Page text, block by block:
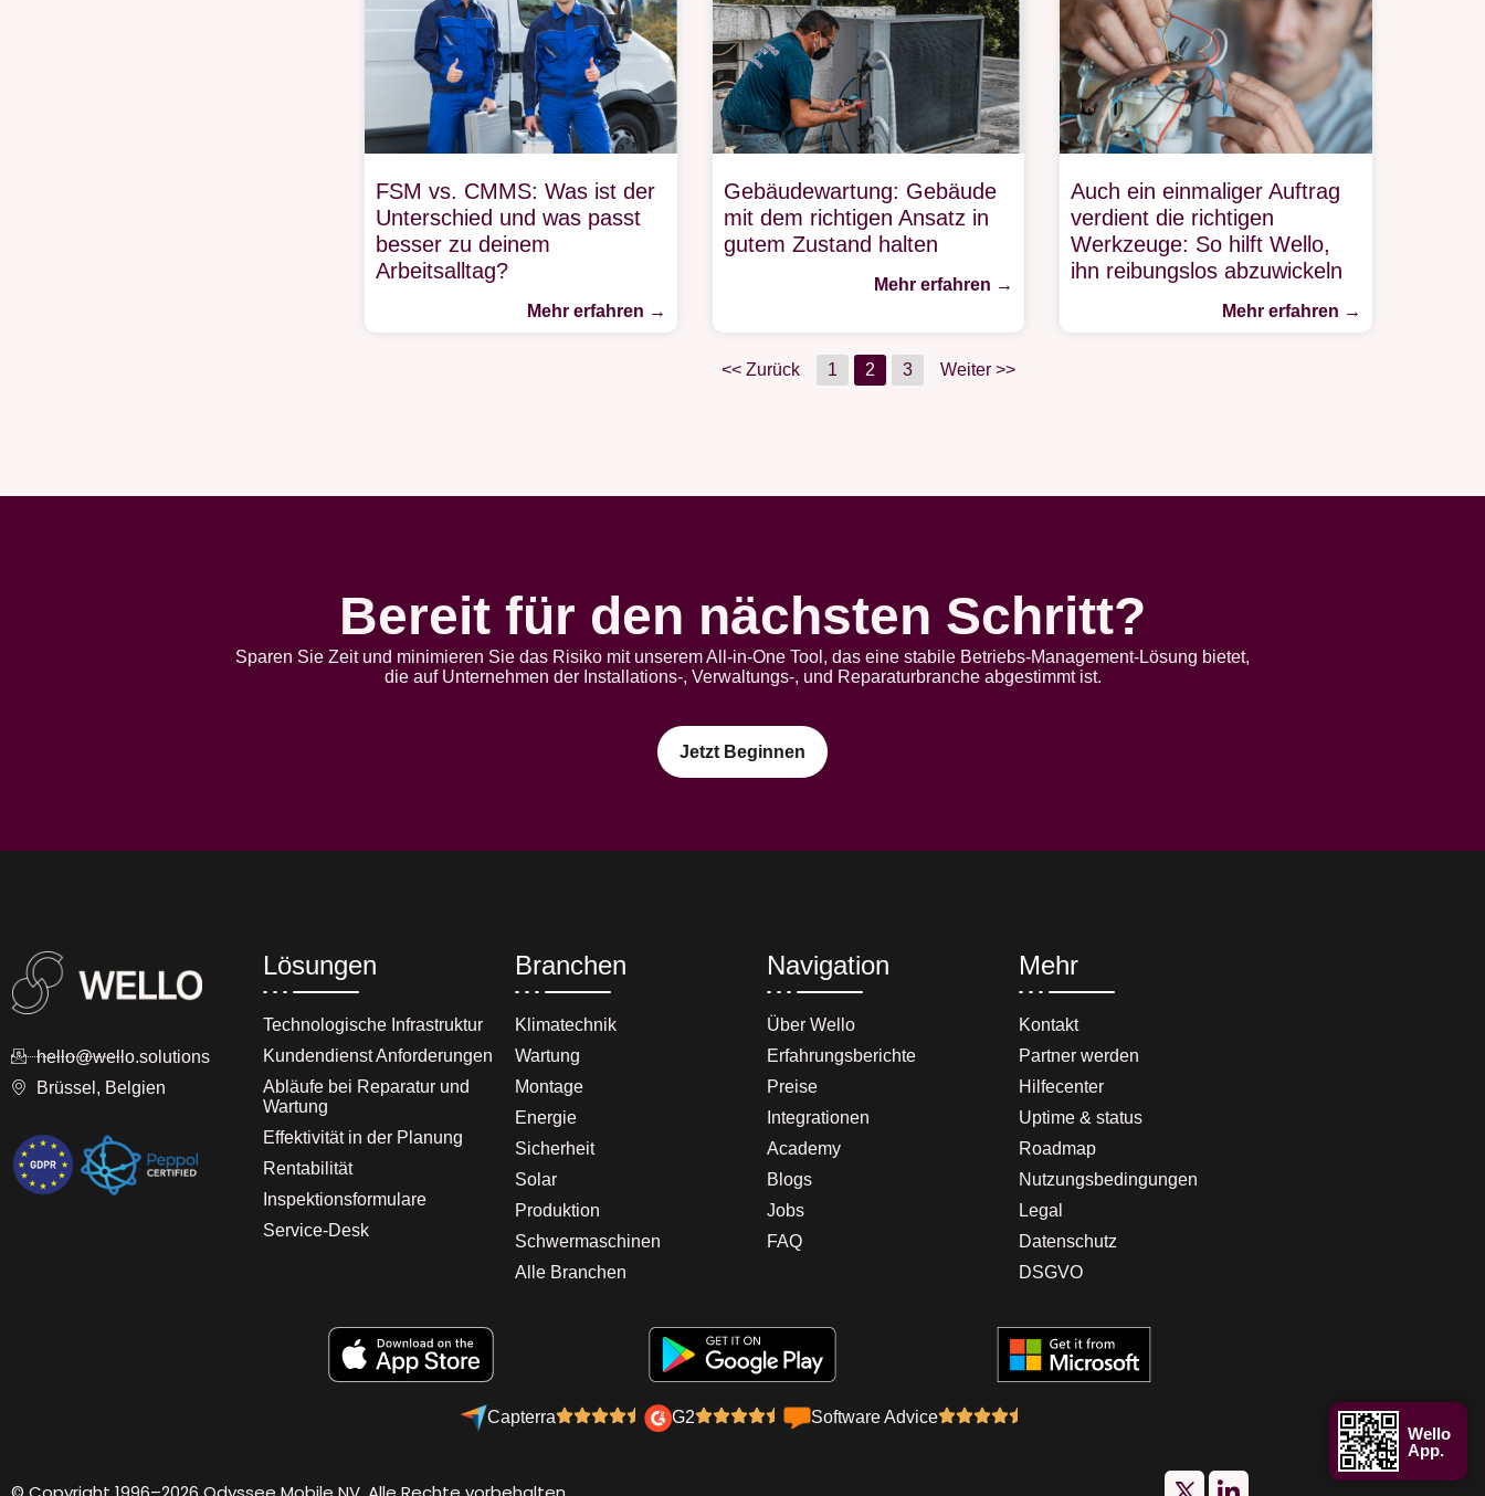
FSM vs. CMMS: Was ist der
Unterschied und was passt
besser zu deinem
Arbeitsalltag?
Mehr erfahren →
Gebäudewartung: Gebäude
mit dem richtigen Ansatz in
gutem Zustand halten
Mehr erfahren →
Auch ein einmaliger Auftrag
verdient die richtigen
Werkzeuge: So hilft Wello,
ihn reibungslos abzuwickeln
Mehr erfahren →
<< Zurück 1 2 3 Weiter >>
Bereit für den nächsten Schritt?
Sparen Sie Zeit und minimieren Sie das Risiko mit unserem All-in-One Tool, das eine stabile Betriebs-Management-Lösung bietet,
die auf Unternehmen der Installations-, Verwaltungs-, und Reparaturbranche abgestimmt ist.
Jetzt Beginnen
hello@wello.solutions
Brüssel, Belgien
Lösungen
Technologische Infrastruktur
Kundendienst Anforderungen
Abläufe bei Reparatur und
Wartung
Effektivität in der Planung
Rentabilität
Inspektionsformulare
Service-Desk
Branchen
Klimatechnik
Wartung
Montage
Energie
Sicherheit
Solar
Produktion
Schwermaschinen
Alle Branchen
Navigation
Über Wello
Erfahrungsberichte
Preise
Integrationen
Academy
Blogs
Jobs
FAQ
Mehr
Kontakt
Partner werden
Hilfecenter
Uptime & status
Roadmap
Nutzungsbedingungen
Legal
Datenschutz
DSGVO
Wello
App.
Capterra G2 Software Advice